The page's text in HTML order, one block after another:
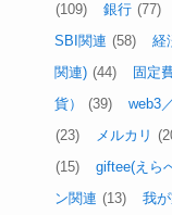
(109)
銀行 (77)
SBI関連 (58) 経
関連) (44) 固定
貨）
(39) web3
(23)
メルカリ
(15)
giftee(えら
ン関連 (13) 我